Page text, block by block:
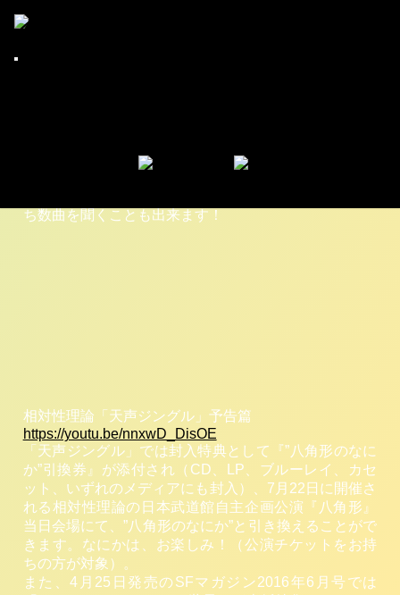
全日本CDショップ店員組合について
督：みらい制作、撮影：新津保建秀による作品で、夕
ち数曲を聞くことも出来ます！
相対性理論「天声ジングル」予告篇
https://youtu.be/nnxwD_DisOE
「天声ジングル」では封入特典として『”八角形のなに
か”引換券』が添付され（CD、LP、ブルーレイ、カセ
ット、いずれのメディアにも封入）、7月22日に開催さ
れる相対性理論の日本武道館自主企画公演『八角形』
当日会場にて、”八角形のなにか”と引き換えることがで
きます。なにかは、お楽しみ！（公演チケットをお持
ちの方が対象）。
また、4月25日発売のSFマガジン2016年6月号では